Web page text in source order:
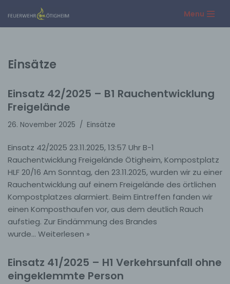
Zum
Menu
Einsätze
Einsatz 42/2025 – B1 Rauchentwicklung
Freigelände
26. November 2025 Einsätze
Einsatz 42/2025 23.11.2025, 13:57 Uhr B-1
Rauchentwicklung Freigelände Ötigheim, Kompostplatz
HLF 20/16 Am Sonntag, den 23.11.2025, wurden wir zu einer
Rauchentwicklung auf einem Freigelände des örtlichen
Kompostplatzes alarmiert. Beim Eintreffen fanden wir
einen Komposthaufen vor, aus dem deutlich Rauch
aufstieg. Zur Eindämmung des Brandes
wurde… Weiterlesen »
Einsatz 41/2025 – H1 Verkehrsunfall ohne
eingeklemmte Person